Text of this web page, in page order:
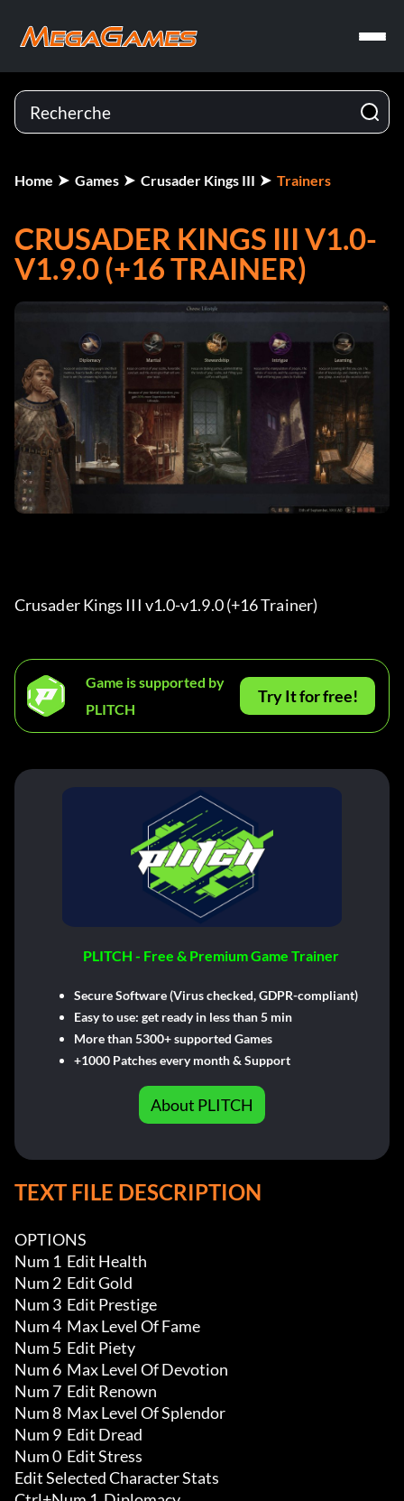
Home Games Crusader Kings III Trainers
CRUSADER KINGS III V1.0-
V1.9.0 (+16 TRAINER)
Crusader Kings III v1.0-v1.9.0 (+16 Trainer)
Game is supported by
PLITCH
Try It for free!
PLITCH - Free & Premium Game Trainer
Secure Software (Virus checked, GDPR-compliant)
Easy to use: get ready in less than 5 min
More than 5300+ supported Games
+1000 Patches every month & Support
About PLITCH
TEXT FILE DESCRIPTION
OPTIONS
Num 1  Edit Health
Num 2  Edit Gold
Num 3  Edit Prestige
Num 4  Max Level Of Fame
Num 5  Edit Piety
Num 6  Max Level Of Devotion
Num 7  Edit Renown
Num 8  Max Level Of Splendor
Num 9  Edit Dread
Num 0  Edit Stress
Edit Selected Character Stats